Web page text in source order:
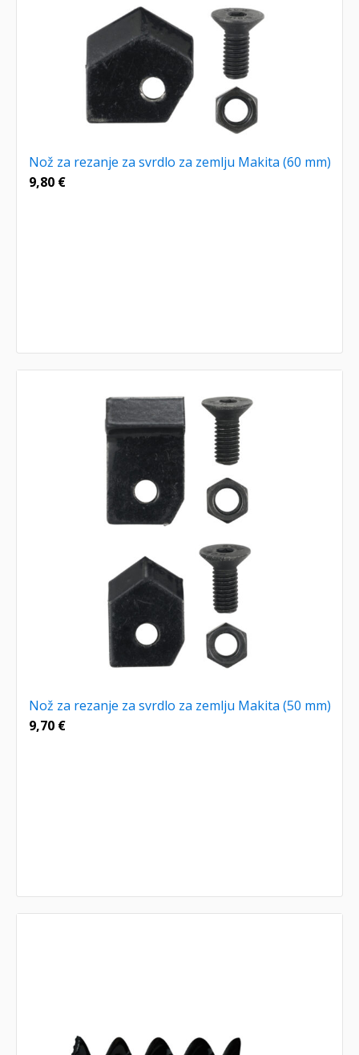
Nož za rezanje za svrdlo za zemlju Makita (60 mm)
9,80 €
Nož za rezanje za svrdlo za zemlju Makita (50 mm)
9,70 €